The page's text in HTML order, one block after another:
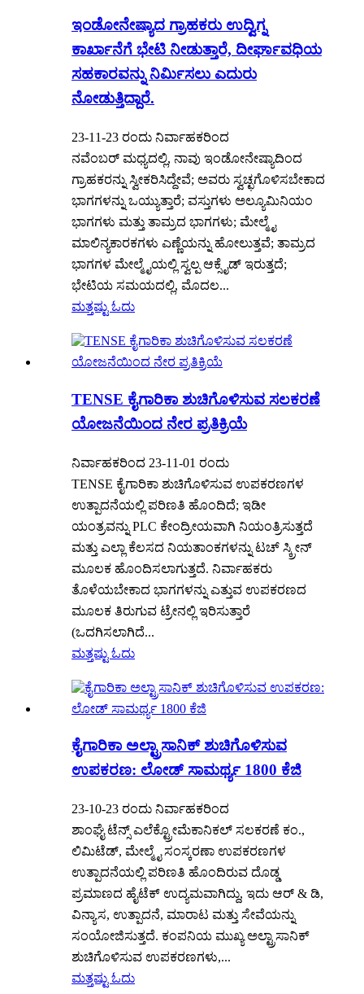
ಇಂಡೋನೇಷ್ಯಾದ ಗ್ರಾಹಕರು ಉದ್ವಿಗ್ನ
ಕಾರ್ಖಾನೆಗೆ ಭೇಟಿ ನೀಡುತ್ತಾರೆ, ದೀರ್ಘಾವಧಿಯ
ಸಹಕಾರವನ್ನು ನಿರ್ಮಿಸಲು ಎದುರು
ನೋಡುತ್ತಿದ್ದಾರೆ.
23-11-23 ರಂದು ನಿರ್ವಾಹಕರಿಂದ
ನವೆಂಬರ್ ಮಧ್ಯದಲ್ಲಿ, ನಾವು ಇಂಡೋನೇಷ್ಯಾದಿಂದ
ಗ್ರಾಹಕರನ್ನು ಸ್ವೀಕರಿಸಿದ್ದೇವೆ; ಅವರು ಸ್ವಚ್ಛಗೊಳಿಸಬೇಕಾದ
ಭಾಗಗಳನ್ನು ಒಯ್ಯುತ್ತಾರೆ; ವಸ್ತುಗಳು ಅಲ್ಯೂಮಿನಿಯಂ
ಭಾಗಗಳು ಮತ್ತು ತಾಮ್ರದ ಭಾಗಗಳು; ಮೇಲ್ಮೈ
ಮಾಲಿನ್ಯಕಾರಕಗಳು ಎಣ್ಣೆಯನ್ನು ಹೋಲುತ್ತವೆ; ತಾಮ್ರದ
ಭಾಗಗಳ ಮೇಲ್ಮೈಯಲ್ಲಿ ಸ್ವಲ್ಪ ಆಕ್ಸೈಡ್ ಇರುತ್ತದೆ;
ಭೇಟಿಯ ಸಮಯದಲ್ಲಿ, ಮೊದಲ...
ಮತ್ತಷ್ಟು ಓದು
TENSE ಕೈಗಾರಿಕಾ ಶುಚಿಗೊಳಿಸುವ ಸಲಕರಣೆ
ಯೋಜನೆಯಿಂದ ನೇರ ಪ್ರತಿಕ್ರಿಯೆ
ನಿರ್ವಾಹಕರಿಂದ 23-11-01 ರಂದು
TENSE ಕೈಗಾರಿಕಾ ಶುಚಿಗೊಳಿಸುವ ಉಪಕರಣಗಳ
ಉತ್ಪಾದನೆಯಲ್ಲಿ ಪರಿಣತಿ ಹೊಂದಿದೆ; ಇಡೀ
ಯಂತ್ರವನ್ನು PLC ಕೇಂದ್ರೀಯವಾಗಿ ನಿಯಂತ್ರಿಸುತ್ತದೆ
ಮತ್ತು ಎಲ್ಲಾ ಕೆಲಸದ ನಿಯತಾಂಕಗಳನ್ನು ಟಚ್ ಸ್ಕ್ರೀನ್
ಮೂಲಕ ಹೊಂದಿಸಲಾಗುತ್ತದೆ. ನಿರ್ವಾಹಕರು
ತೊಳೆಯಬೇಕಾದ ಭಾಗಗಳನ್ನು ಎತ್ತುವ ಉಪಕರಣದ
ಮೂಲಕ ತಿರುಗುವ ಟ್ರೇನಲ್ಲಿ ಇರಿಸುತ್ತಾರೆ
(ಒದಗಿಸಲಾಗಿದೆ...
ಮತ್ತಷ್ಟು ಓದು
ಕೈಗಾರಿಕಾ ಅಲ್ಟ್ರಾಸಾನಿಕ್ ಶುಚಿಗೊಳಿಸುವ
ಉಪಕರಣ: ಲೋಡ್ ಸಾಮರ್ಥ್ಯ 1800 ಕೆಜಿ
23-10-23 ರಂದು ನಿರ್ವಾಹಕರಿಂದ
ಶಾಂಘೈ ಟೆನ್ಸ್ ಎಲೆಕ್ಟ್ರೋಮೆಕಾನಿಕಲ್ ಸಲಕರಣೆ ಕಂ.,
ಲಿಮಿಟೆಡ್, ಮೇಲ್ಮೈ ಸಂಸ್ಕರಣಾ ಉಪಕರಣಗಳ
ಉತ್ಪಾದನೆಯಲ್ಲಿ ಪರಿಣತಿ ಹೊಂದಿರುವ ದೊಡ್ಡ
ಪ್ರಮಾಣದ ಹೈಟೆಕ್ ಉದ್ಯಮವಾಗಿದ್ದು, ಇದು ಆರ್ & ಡಿ,
ವಿನ್ಯಾಸ, ಉತ್ಪಾದನೆ, ಮಾರಾಟ ಮತ್ತು ಸೇವೆಯನ್ನು
ಸಂಯೋಜಿಸುತ್ತದೆ. ಕಂಪನಿಯ ಮುಖ್ಯ ಅಲ್ಟ್ರಾಸಾನಿಕ್
ಶುಚಿಗೊಳಿಸುವ ಉಪಕರಣಗಳು,...
ಮತ್ತಷ್ಟು ಓದು